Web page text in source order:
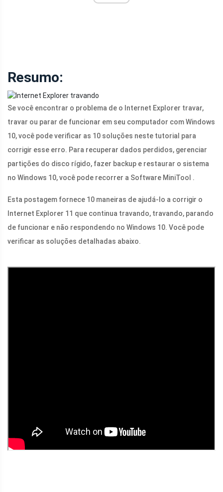
Resumo:
Se você encontrar o problema de o Internet Explorer travar,
travar ou parar de funcionar em seu computador com Windows
10, você pode verificar as 10 soluções neste tutorial para
corrigir esse erro. Para recuperar dados perdidos, gerenciar
partições do disco rígido, fazer backup e restaurar o sistema
no Windows 10, você pode recorrer a Software MiniTool .
Esta postagem fornece 10 maneiras de ajudá-lo a corrigir o
Internet Explorer 11 que continua travando, travando, parando
de funcionar e não respondendo no Windows 10. Você pode
verificar as soluções detalhadas abaixo.